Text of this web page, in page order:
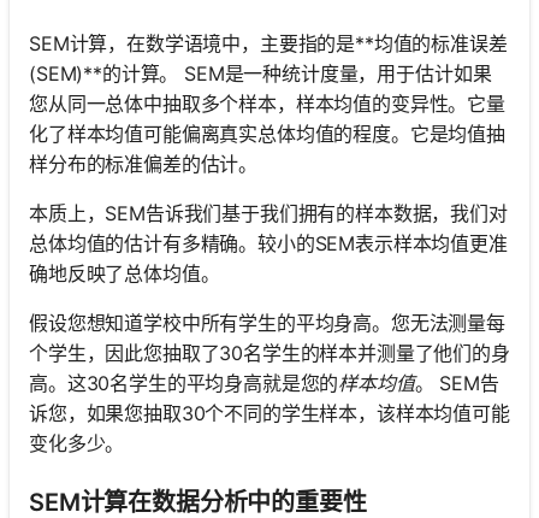
SEM计算，在数学语境中，主要指的是**均值的标准误差
(SEM)**的计算。 SEM是一种统计度量，用于估计如果
您从同一总体中抽取多个样本，样本均值的变异性。它量
化了样本均值可能偏离真实总体均值的程度。它是均值抽
样分布的标准偏差的估计。
本质上，SEM告诉我们基于我们拥有的样本数据，我们对
总体均值的估计有多精确。较小的SEM表示样本均值更准
确地反映了总体均值。
假设您想知道学校中所有学生的平均身高。您无法测量每
个学生，因此您抽取了30名学生的样本并测量了他们的身
高。这30名学生的平均身高就是您的样本均值。 SEM告
诉您，如果您抽取30个不同的学生样本，该样本均值可能
变化多少。
SEM计算在数据分析中的重要性